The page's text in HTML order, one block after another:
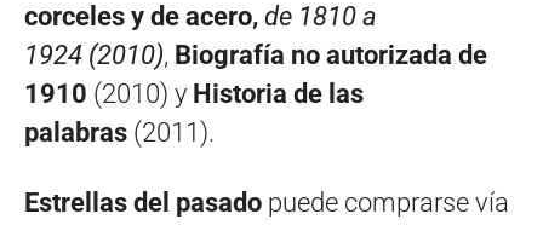
corceles y de acero, de 1810 a
1924 (2010), Biografía no autorizada de
1910 (2010) y Historia de las
palabras (2011).
Estrellas del pasado puede comprarse vía